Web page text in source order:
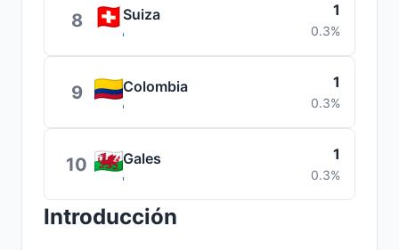
8 Suiza 1
0.3%
9 Colombia 1
0.3%
10 Gales 1
0.3%
Introducción